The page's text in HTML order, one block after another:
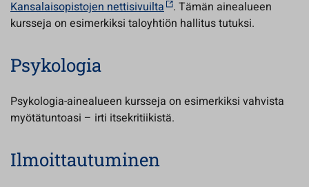
Kansalaisopistojen nettisivuilta . Tämän ainealueen
kursseja on esimerkiksi taloyhtiön hallitus tutuksi.
Psykologia
Psykologia-ainealueen kursseja on esimerkiksi vahvista
myötätuntoasi – irti itsekritiikistä.
Ilmoittautuminen